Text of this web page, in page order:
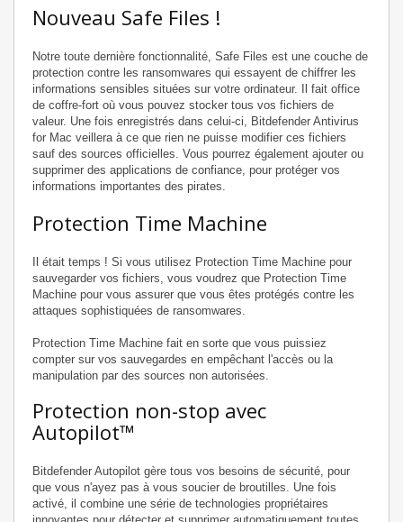
Nouveau Safe Files !
Notre toute dernière fonctionnalité, Safe Files est une couche de
protection contre les ransomwares qui essayent de chiffrer les
informations sensibles situées sur votre ordinateur. Il fait office
de coffre-fort où vous pouvez stocker tous vos fichiers de
valeur. Une fois enregistrés dans celui-ci, Bitdefender Antivirus
for Mac veillera à ce que rien ne puisse modifier ces fichiers
sauf des sources officielles. Vous pourrez également ajouter ou
supprimer des applications de confiance, pour protéger vos
informations importantes des pirates.
Protection Time Machine
Il était temps ! Si vous utilisez Protection Time Machine pour
sauvegarder vos fichiers, vous voudrez que Protection Time
Machine pour vous assurer que vous êtes protégés contre les
attaques sophistiquées de ransomwares.
Protection Time Machine fait en sorte que vous puissiez
compter sur vos sauvegardes en empêchant l'accès ou la
manipulation par des sources non autorisées.
Protection non-stop avec
Autopilot™
Bitdefender Autopilot gère tous vos besoins de sécurité, pour
que vous n'ayez pas à vous soucier de broutilles. Une fois
activé, il combine une série de technologies propriétaires